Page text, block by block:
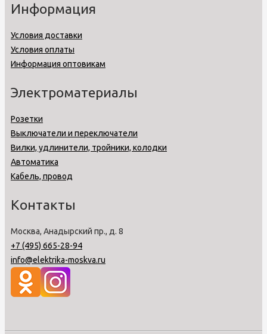
Информация
Условия доставки
Условия оплаты
Информация оптовикам
Электроматериалы
Розетки
Выключатели и переключатели
Вилки, удлинители, тройники, колодки
Автоматика
Кабель, провод
Контакты
Москва, Анадырский пр., д. 8
+7 (495) 665-28-94
info@elektrika-moskva.ru